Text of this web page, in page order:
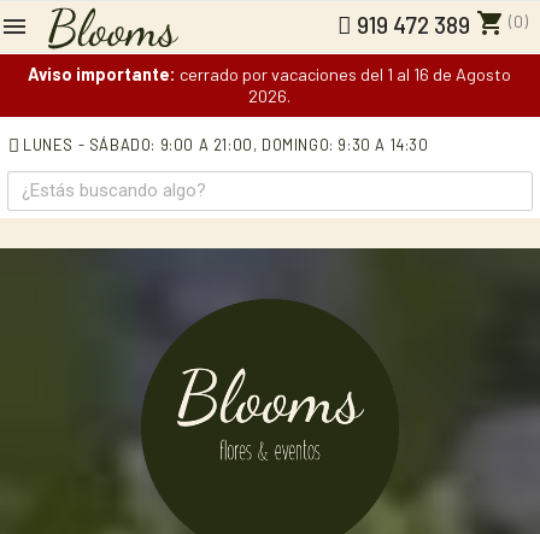
919 472 389 shopping_cart (0)
Aviso importante: cerrado por vacaciones del 1 al 16 de Agosto
2026.
LUNES - SÁBADO: 9:00 A 21:00, DOMINGO: 9:30 A 14:30